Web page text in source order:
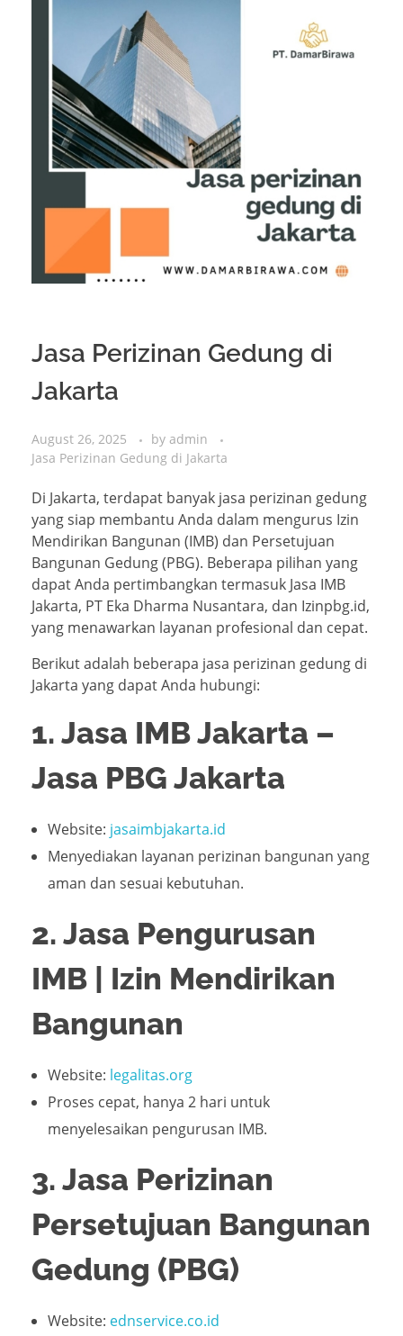
Jasa Perizinan Gedung di
Jakarta
August 26, 2025 by admin
Jasa Perizinan Gedung di Jakarta
Di Jakarta, terdapat banyak jasa perizinan gedung
yang siap membantu Anda dalam mengurus Izin
Mendirikan Bangunan (IMB) dan Persetujuan
Bangunan Gedung (PBG). Beberapa pilihan yang
dapat Anda pertimbangkan termasuk Jasa IMB
Jakarta, PT Eka Dharma Nusantara, dan Izinpbg.id,
yang menawarkan layanan profesional dan cepat.
Berikut adalah beberapa jasa perizinan gedung di
Jakarta yang dapat Anda hubungi:
1. Jasa IMB Jakarta –
Jasa PBG Jakarta
Website: jasaimbjakarta.id
Menyediakan layanan perizinan bangunan yang
aman dan sesuai kebutuhan.
2. Jasa Pengurusan
IMB | Izin Mendirikan
Bangunan
Website: legalitas.org
Proses cepat, hanya 2 hari untuk
menyelesaikan pengurusan IMB.
3. Jasa Perizinan
Persetujuan Bangunan
Gedung (PBG)
Website: ednservice.co.id